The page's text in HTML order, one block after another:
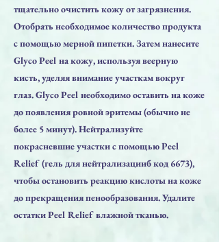
тщательно очистить кожу от загрязнения.
Отобрать необходимое количество продукта
с помощью мерной пипетки. Затем нанесите
Glyco Peel на кожу, используя веерную
кисть, уделяя внимание участкам вокруг
глаз. Glyco Peel необходимо оставить на коже
до появления ровной эритемы (обычно не
более 5 минут). Нейтрализуйте
покрасневшие участки с помощью Peel
Relief (гель для нейтрализацииб код 6673),
чтобы остановить реакцию кислоты на коже
до прекращения пенообразования. Удалите
остатки Peel Relief влажной тканью.